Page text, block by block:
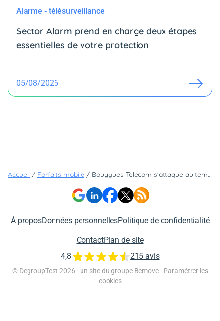
Alarme - télésurveillance
Sector Alarm prend en charge deux étapes
essentielles de votre protection
05/08/2026
Accueil / Forfaits mobile / Bouygues Telecom s'attaque au temps d'écran des jeunes avec une nouvelle offre de contrôle parental
À proposDonnées personnellesPolitique de confidentialité
ContactPlan de site
© DegroupTest 2026 - un site du groupe Bemove - Paramétrer les
cookies
4,8 215 avis